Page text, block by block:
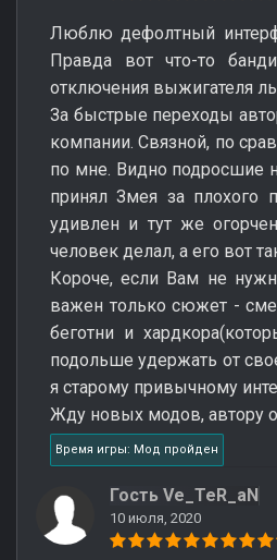
Люблю дефолтный
Правда вот что-то
отключения выжигателя
За быстрые переходы
компании. Связной, по
по мне. Видно подросшие
принял Змея за
удивлен и тут же
человек делал, а его вот
Короче, если Вам не
важен только сюжет -
беготни и
подольше удержать от
я старому привычному
Жду новых модов, автору
Время игры: Мод пройден
Гость Ve_TeR_aN
10 июля, 2020